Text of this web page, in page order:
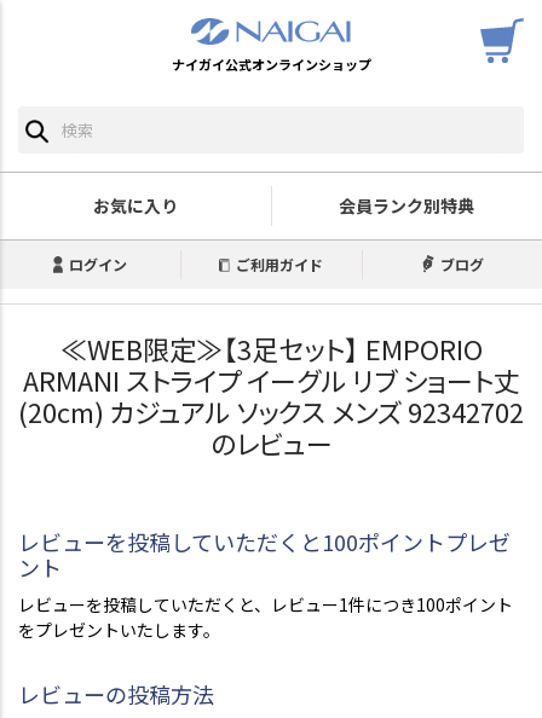
ナイガイ公式オンラインショップ
お気に入り 会員ランク別特典
ログイン ご利用ガイド ブログ
≪WEB限定≫【3足セット】 EMPORIO
ARMANI ストライプ イーグル リブ ショート丈
(20cm) カジュアル ソックス メンズ 92342702
のレビュー
レビューを投稿していただくと100ポイントプレゼ
ント
レビューを投稿していただくと、レビュー1件につき100ポイント
をプレゼントいたします。
レビューの投稿方法